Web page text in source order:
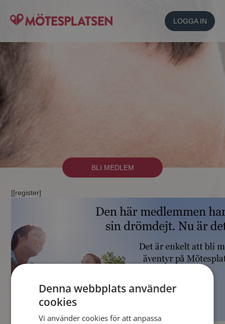
LOGGA IN
BLI MEDLEM
[[register]
Denna webbplats använder
cookies
Vi använder cookies för att anpassa